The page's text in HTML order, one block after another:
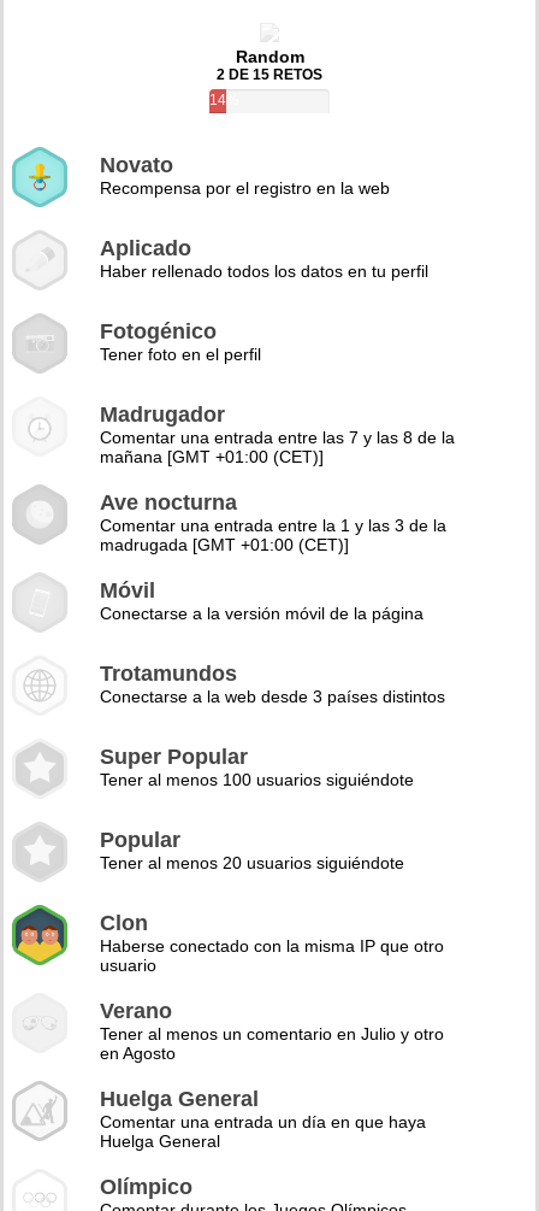
Random
2 DE 15 RETOS
14%
Novato
Recompensa por el registro en la web
Aplicado
Haber rellenado todos los datos en tu perfil
Fotogénico
Tener foto en el perfil
Madrugador
Comentar una entrada entre las 7 y las 8 de la
mañana [GMT +01:00 (CET)]
Ave nocturna
Comentar una entrada entre la 1 y las 3 de la
madrugada [GMT +01:00 (CET)]
Móvil
Conectarse a la versión móvil de la página
Trotamundos
Conectarse a la web desde 3 países distintos
Super Popular
Tener al menos 100 usuarios siguiéndote
Popular
Tener al menos 20 usuarios siguiéndote
Clon
Haberse conectado con la misma IP que otro
usuario
Verano
Tener al menos un comentario en Julio y otro
en Agosto
Huelga General
Comentar una entrada un día en que haya
Huelga General
Olímpico